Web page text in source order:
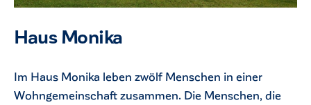
Haus Monika
Im Haus Monika leben zwölf Menschen in einer
Wohngemeinschaft zusammen. Die Menschen, die